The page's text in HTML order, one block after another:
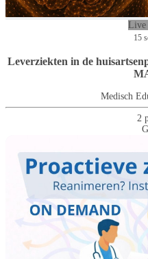
Live
15
Leverziekten in de
Medisch
2